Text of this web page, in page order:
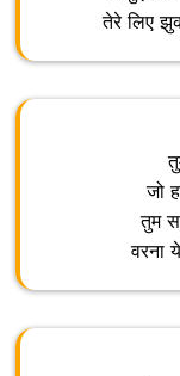
तेरे लिए
जो
तुम
वरना